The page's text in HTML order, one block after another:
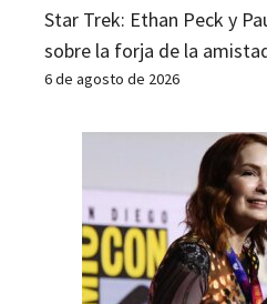
Star Trek: Ethan Peck y
sobre la forja de la
6 de agosto de 2026